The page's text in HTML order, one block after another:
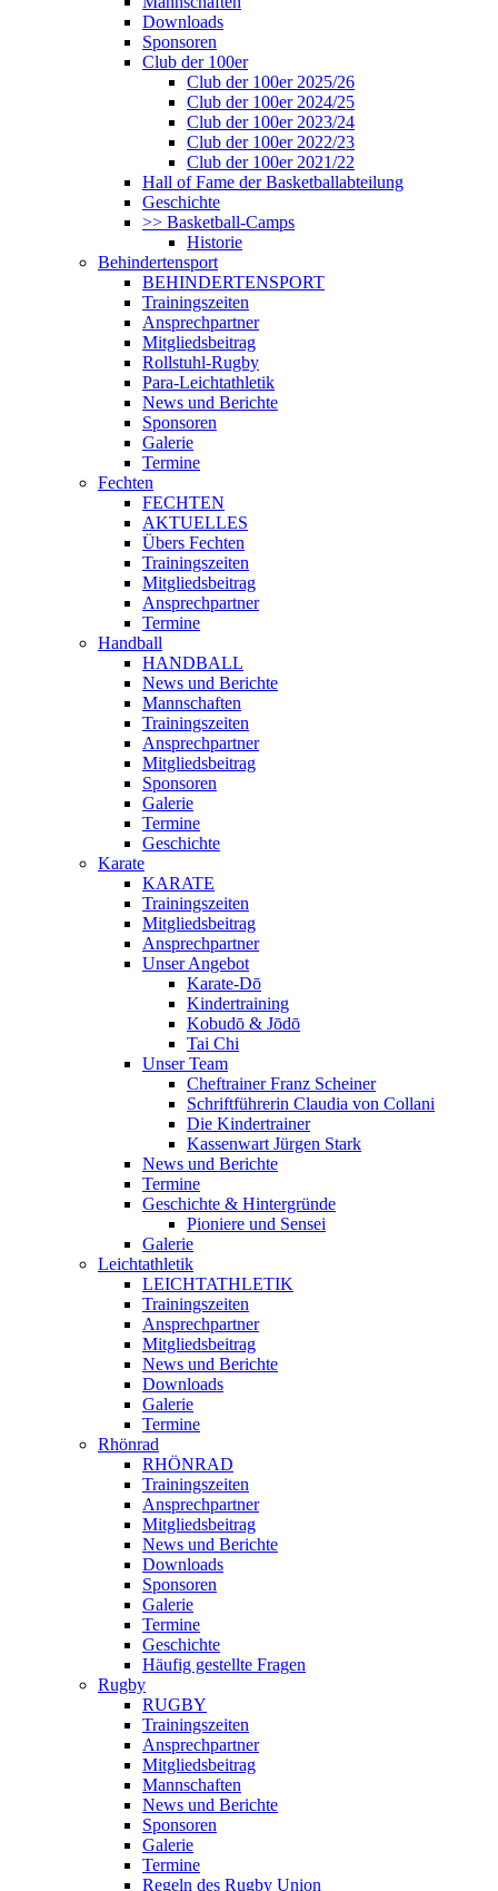
Downloads
Sponsoren
Club der 100er
Club der 100er 2025/26
Club der 100er 2024/25
Club der 100er 2023/24
Club der 100er 2022/23
Club der 100er 2021/22
Hall of Fame der Basketballabteilung
Geschichte
>> Basketball-Camps
Historie
Behindertensport
BEHINDERTENSPORT
Trainingszeiten
Ansprechpartner
Mitgliedsbeitrag
Rollstuhl-Rugby
Para-Leichtathletik
News und Berichte
Sponsoren
Galerie
Termine
Fechten
FECHTEN
AKTUELLES
Übers Fechten
Trainingszeiten
Mitgliedsbeitrag
Ansprechpartner
Termine
Handball
HANDBALL
News und Berichte
Mannschaften
Trainingszeiten
Ansprechpartner
Mitgliedsbeitrag
Sponsoren
Galerie
Termine
Geschichte
Karate
KARATE
Trainingszeiten
Mitgliedsbeitrag
Ansprechpartner
Unser Angebot
Karate-Dō
Kindertraining
Kobudō & Jōdō
Tai Chi
Unser Team
Cheftrainer Franz Scheiner
Schriftführerin Claudia von Collani
Die Kindertrainer
Kassenwart Jürgen Stark
News und Berichte
Termine
Geschichte & Hintergründe
Pioniere und Sensei
Galerie
Leichtathletik
LEICHTATHLETIK
Trainingszeiten
Ansprechpartner
Mitgliedsbeitrag
News und Berichte
Downloads
Galerie
Termine
Rhönrad
RHÖNRAD
Trainingszeiten
Ansprechpartner
Mitgliedsbeitrag
News und Berichte
Downloads
Sponsoren
Galerie
Termine
Geschichte
Häufig gestellte Fragen
Rugby
RUGBY
Trainingszeiten
Ansprechpartner
Mitgliedsbeitrag
Mannschaften
News und Berichte
Sponsoren
Galerie
Termine
Regeln des Rugby Union